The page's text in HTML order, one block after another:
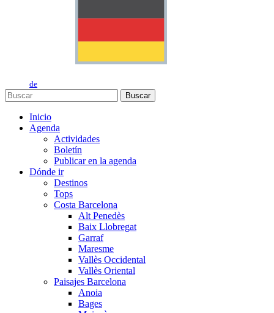
de
Buscar
Inicio
Agenda
Actividades
Boletín
Publicar en la agenda
Dónde ir
Destinos
Tops
Costa Barcelona
Alt Penedès
Baix Llobregat
Garraf
Maresme
Vallès Occidental
Vallès Oriental
Paisajes Barcelona
Anoia
Bages